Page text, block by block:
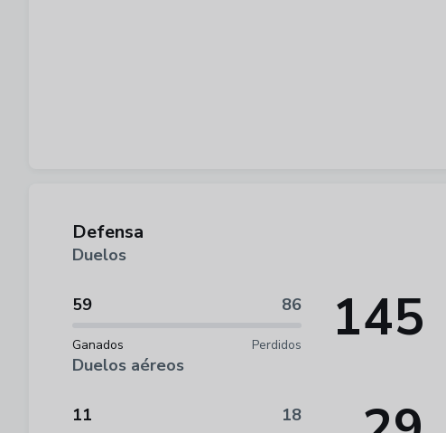
Defensa
Duelos
59 86
Ganados Perdidos 145
Duelos aéreos
11 18